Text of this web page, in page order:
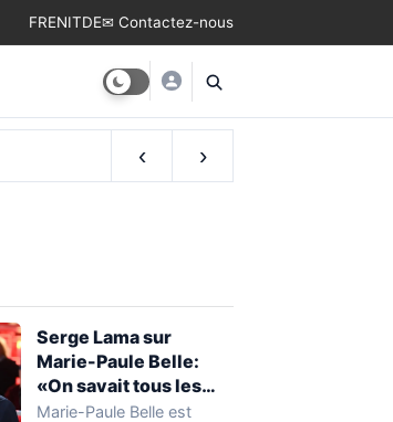
FRENITDE✉ Contactez-nous
‹ ›
Serge Lama sur
Marie-Paule Belle:
«On savait tous les
deux qu’on ne se
Marie-Paule Belle est